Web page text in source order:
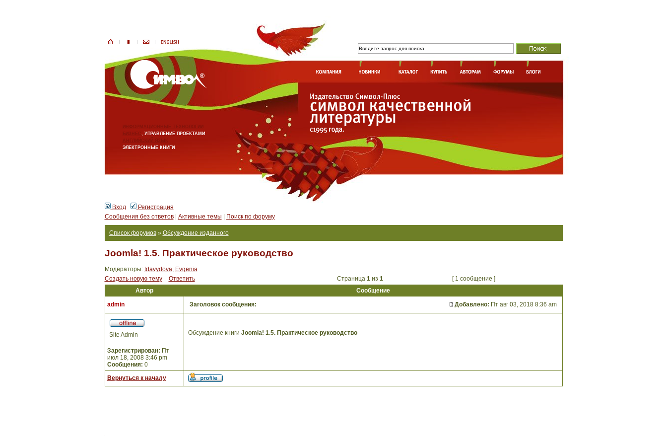
ИНФОРМАЦИОННЫЕ ТЕХНОЛОГИИ
БИЗНЕС, УПРАВЛЕНИЕ ПРОЕКТАМИ
АНГЛИЙСКИЙ ЯЗЫК
ЭЛЕКТРОННЫЕ КНИГИ
Вход
Регистрация
Сообщения без ответов| Активные темы Поиск по форуму
Список форумов» Обсуждение изданного
Joomla! 1.5. Практическое руководство
Модераторы: tdavydova, Evgenia
Создать новую тему
Ответить Страница 1из 1
[ 1 сообщение ]
Автор
Сообщение
admin
Заголовок сообщения: Добавлено: Пт авг 03, 2018 8:36 am
Site Admin
Зарегистрирован: Пт
июл 18, 2008 3:46 pm
Сообщения: 0
Обсуждение книги Joomla! 1.5. Практическое руководство
Вернуться к началу